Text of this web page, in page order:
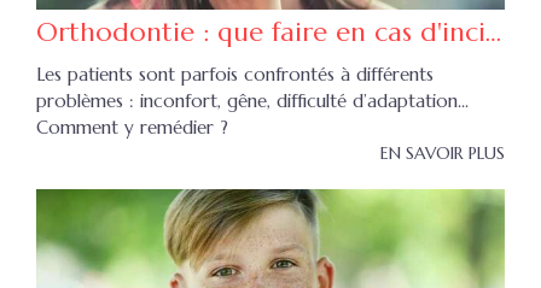
Orthodontie : que faire en cas d'incident ?
Les patients sont parfois confrontés à différents
problèmes : inconfort, gêne, difficulté d’adaptation...
Comment y remédier ?
EN SAVOIR PLUS